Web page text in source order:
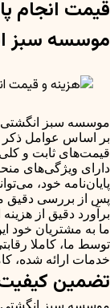
قیمت انجام
موسسه سبز
موسسه سبز انگشتی
بر اساس عوامل ذکر
قیمت‌های ثابت و کلی
دارای ویژگی‌های
پایان‌نامه خود،
پس از بررسی دقیق
برآورد دقیق از هزینه
ما به مشتریان خود
توسط ما، کاملا
خدمات ارائه شده،
تضمین